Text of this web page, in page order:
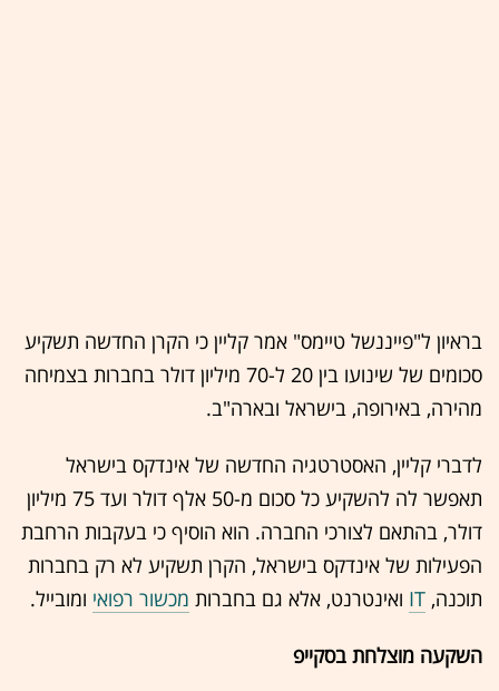
בראיון ל"פייננשל טיימס" אמר קליין כי הקרן החדשה תשקיע
סכומים של שינועו בין 20 ל-70 מיליון דולר בחברות בצמיחה
מהירה, באירופה, בישראל ובארה"ב.
לדברי קליין, האסטרטגיה החדשה של אינדקס בישראל
תאפשר לה להשקיע כל סכום מ-50 אלף דולר ועד 75 מיליון
דולר, בהתאם לצורכי החברה. הוא הוסיף כי בעקבות הרחבת
הפעילות של אינדקס בישראל, הקרן תשקיע לא רק בחברות
תוכנה, IT ואינטרנט, אלא גם בחברות מכשור רפואי ומובייל.
השקעה מוצלחת בסקייפ